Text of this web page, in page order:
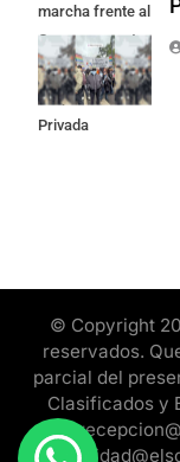
marcha frente al
Congreso contra
la Ley de
Propiedad
Privada
© Copyright
reservados.
parcial del
Clasificados y